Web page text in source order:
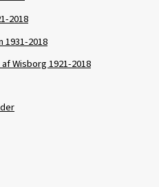
2018
1931-2018
Wisborg 1921-2018